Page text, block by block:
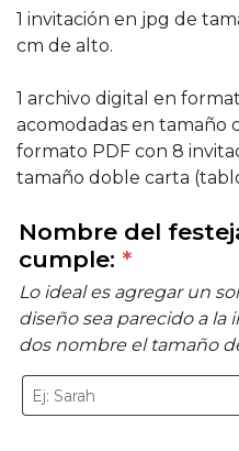
1 invitación en jpg de
cm de alto.
1 archivo digital en
acomodadas en tamaño
formato PDF con 8
tamaño doble carta
Nombre del
cumple: *
Lo ideal es agregar un
diseño sea parecido a la
dos nombre el tamaño